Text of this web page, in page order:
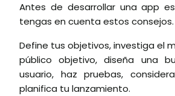
Antes de desarrollar una app
tengas en cuenta estos consejos.
Define tus objetivos, investiga el
público objetivo, diseña una
usuario, haz pruebas,
planifica tu lanzamiento.